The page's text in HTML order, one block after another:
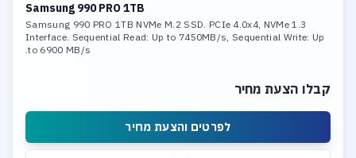
Samsung 990 PRO 1TB
Samsung 990 PRO 1TB NVMe M.2 SSD. PCIe 4.0x4, NVMe 1.3
Interface. Sequential Read: Up to 7450MB/s, Sequential Write: Up
to 6900 MB/s.
קבלו הצעת מחיר
לפרטים והצעת מחיר